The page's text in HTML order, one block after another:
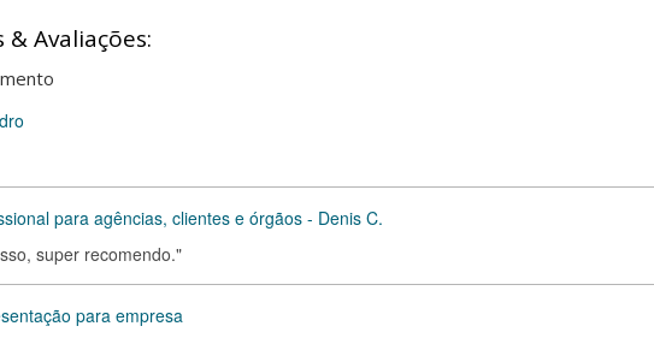
Avaliações:
para agências, clientes e órgãos - Denis C.
super recomendo."
para empresa